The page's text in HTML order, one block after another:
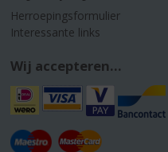
Herroepingsformulier
Interessante links
Wij accepteren...